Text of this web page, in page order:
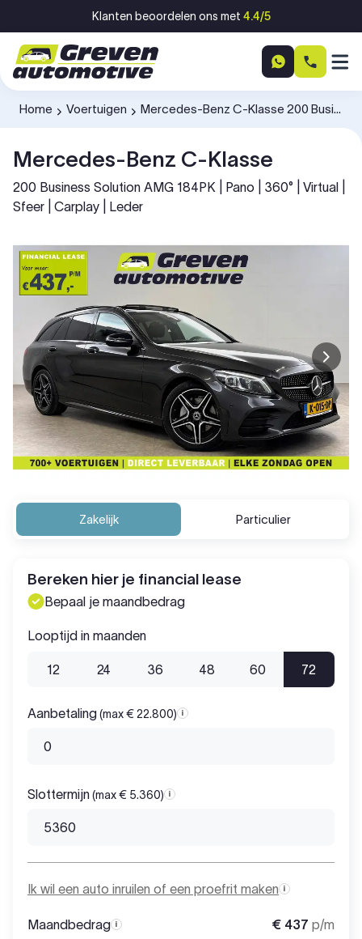
Ga naar inhoudKlanten beoordelen ons met 4.4/5
Home
-
Voertuigen
-
Mercedes-Benz C-Klasse 200 Business Solution AMG 184PK K015DP
Mercedes-Benz C-Klasse
200 Business Solution AMG 184PK | Pano | 360° | Virtual |
Sfeer | Carplay | Leder
Zakelijk Particulier
Bereken hier je financial lease
Bepaal je maandbedrag
Looptijd in maanden
12 24 36 48 60 72
Aanbetaling(max € 22.800) Aanbetaling
Slottermijn(max € 5.360) Slottermijn
Ik wil een auto inruilen of een proefrit maken
Maandbedrag Maandbedrag € 437 p/m